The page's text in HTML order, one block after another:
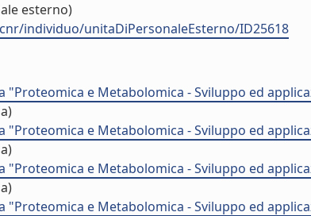
esterno)
individuo/unitaDiPersonaleEsterno/ID25618
"Proteomica e Metabolomica - Sviluppo ed
"Proteomica e Metabolomica - Sviluppo ed
"Proteomica e Metabolomica - Sviluppo ed
"Proteomica e Metabolomica - Sviluppo ed